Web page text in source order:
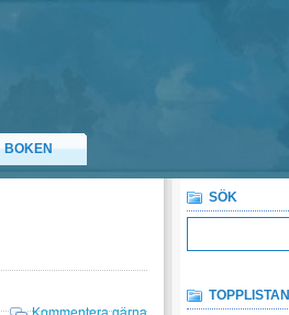
BOKEN
SÖK
TOPPLISTAN